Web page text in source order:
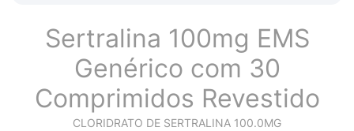
Sertralina 100mg EMS
Genérico com 30
Comprimidos Revestido
CLORIDRATO DE SERTRALINA 100.0MG